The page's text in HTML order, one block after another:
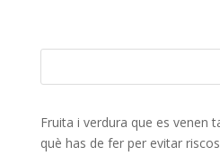
Fruita i verdura que es venen
què has de fer per evitar riscos